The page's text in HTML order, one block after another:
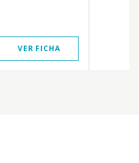
VER FICHA